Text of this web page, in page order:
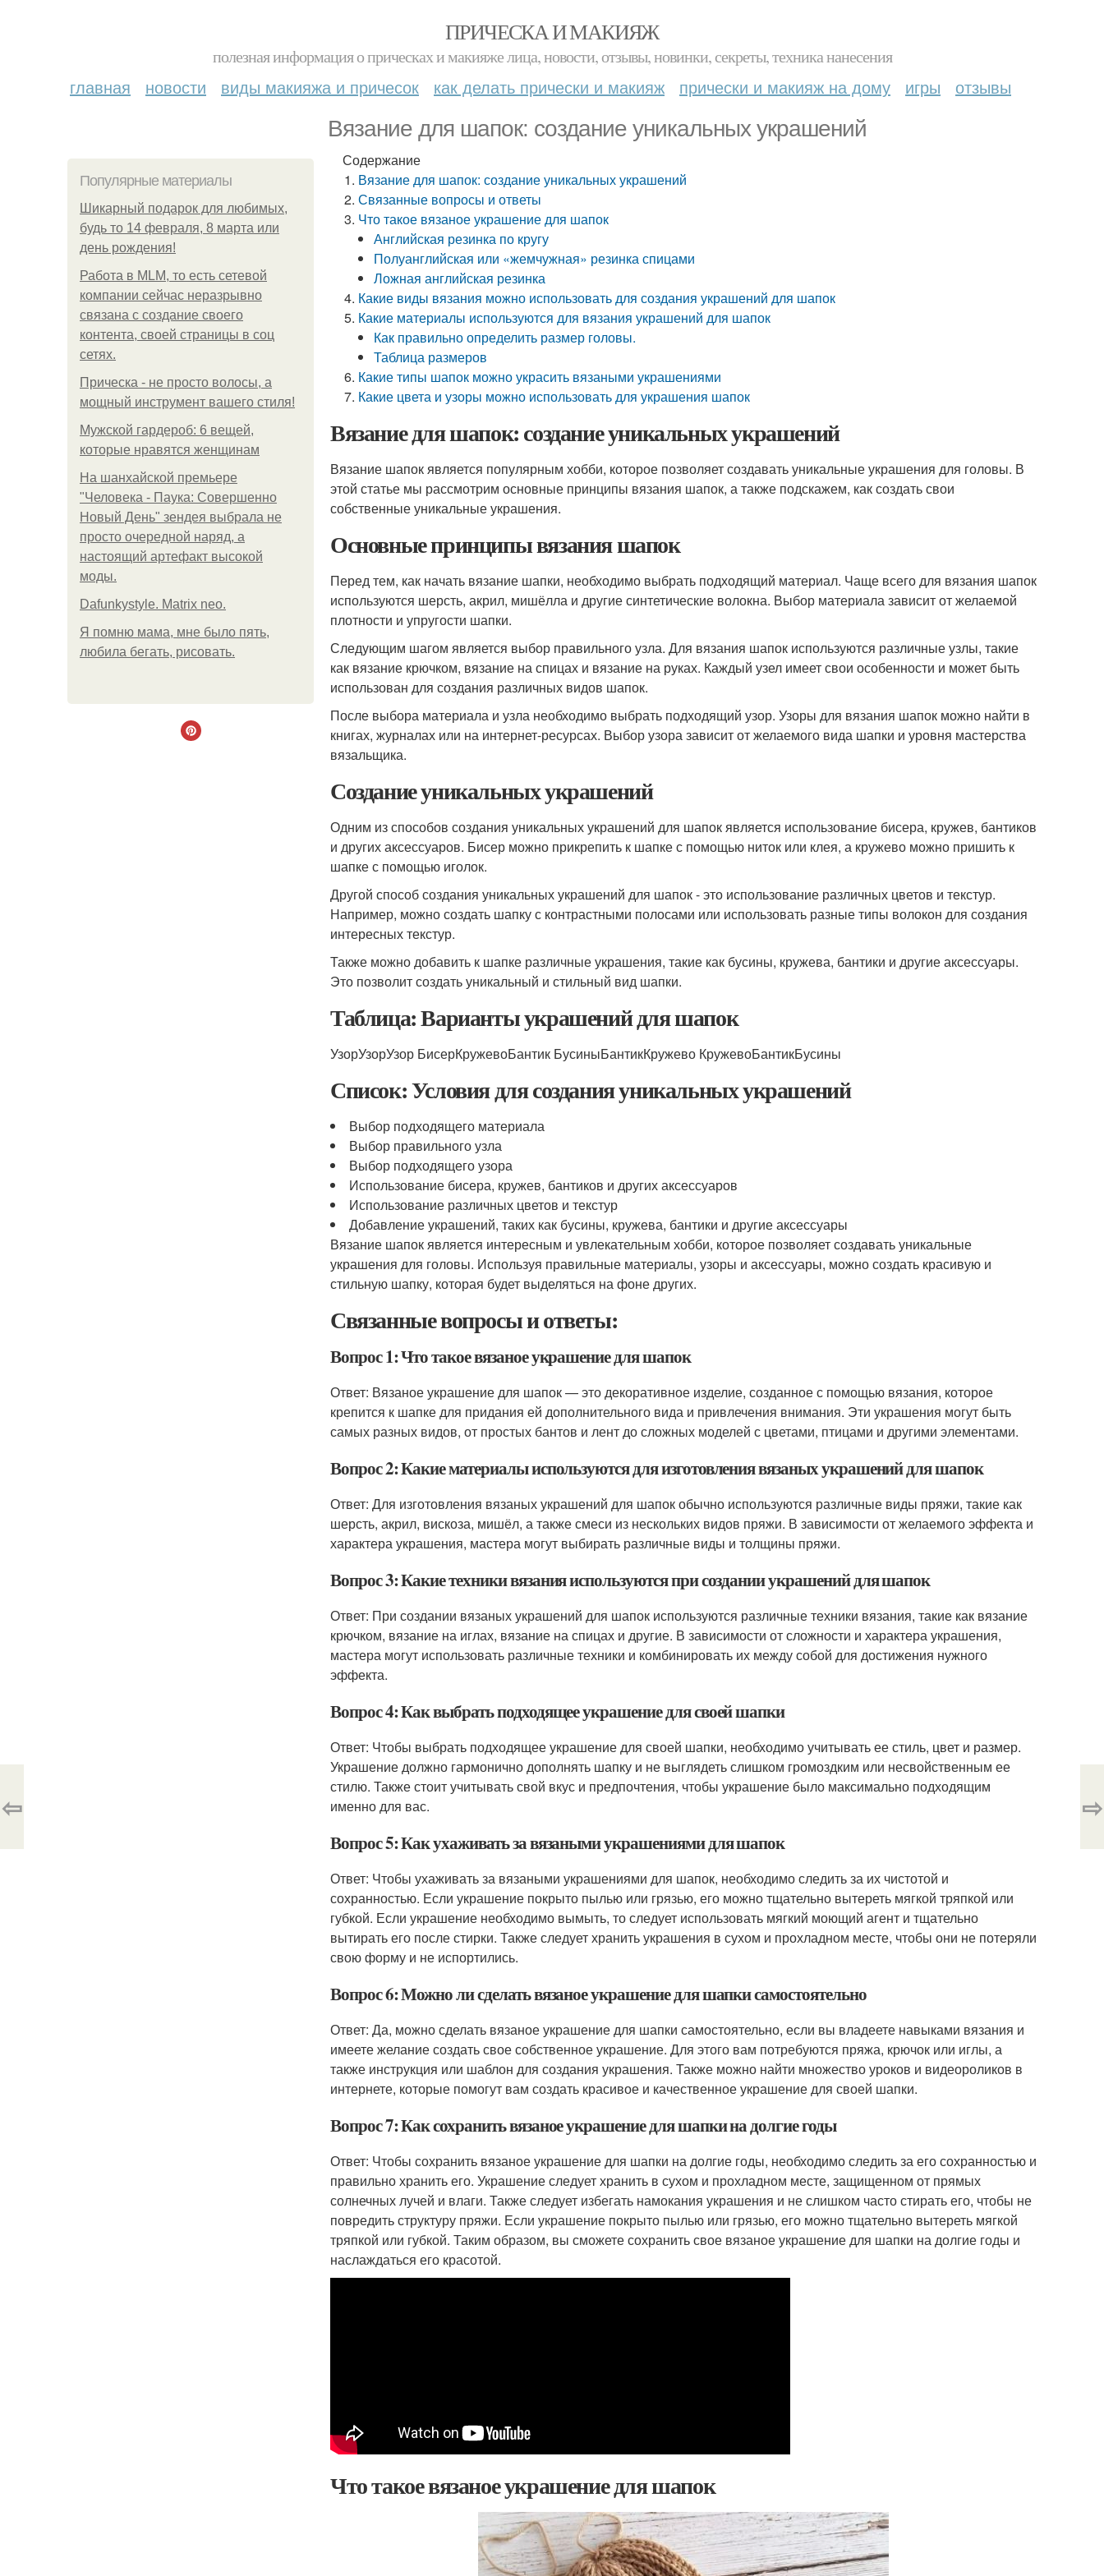
ПРИЧЕСКА И МАКИЯЖ
полезная информация о прическах и макияже лица, новости, отзывы, новинки, секреты, техника нанесения
главная новости виды макияжа и причесок как делать прически и макияж прически и макияж на дому игры отзывы
Вязание для шапок: создание уникальных украшений
Популярные материалы
Шикарный подарок для любимых,
будь то 14 февраля, 8 марта или
день рождения!
Работа в MLM, то есть сетевой
компании сейчас неразрывно
связана с создание своего
контента, своей страницы в соц
сетях.
Прическа - не просто волосы, а
мощный инструмент вашего стиля!
Мужской гардероб: 6 вещей,
которые нравятся женщинам
На шанхайской премьере
"Человека - Паука: Совершенно
Новый День" зендея выбрала не
просто очередной наряд, а
настоящий артефакт высокой
моды.
Dafunkystyle. Matrix neo.
Я помню мама, мне было пять,
любила бегать, рисовать.
Содержание
Вязание для шапок: создание уникальных украшений
Связанные вопросы и ответы
Что такое вязаное украшение для шапок
Английская резинка по кругу
Полуанглийская или «жемчужная» резинка спицами
Ложная английская резинка
Какие виды вязания можно использовать для создания украшений для шапок
Какие материалы используются для вязания украшений для шапок
Как правильно определить размер головы.
Таблица размеров
Какие типы шапок можно украсить вязаными украшениями
Какие цвета и узоры можно использовать для украшения шапок
Вязание для шапок: создание уникальных украшений
Вязание шапок является популярным хобби, которое позволяет создавать уникальные украшения для головы. В
этой статье мы рассмотрим основные принципы вязания шапок, а также подскажем, как создать свои
собственные уникальные украшения.
Основные принципы вязания шапок
Перед тем, как начать вязание шапки, необходимо выбрать подходящий материал. Чаще всего для вязания шапок
используются шерсть, акрил, мишёлла и другие синтетические волокна. Выбор материала зависит от желаемой
плотности и упругости шапки.
Следующим шагом является выбор правильного узла. Для вязания шапок используются различные узлы, такие
как вязание крючком, вязание на спицах и вязание на руках. Каждый узел имеет свои особенности и может быть
использован для создания различных видов шапок.
После выбора материала и узла необходимо выбрать подходящий узор. Узоры для вязания шапок можно найти в
книгах, журналах или на интернет-ресурсах. Выбор узора зависит от желаемого вида шапки и уровня мастерства
вязальщика.
Создание уникальных украшений
Одним из способов создания уникальных украшений для шапок является использование бисера, кружев, бантиков
и других аксессуаров. Бисер можно прикрепить к шапке с помощью ниток или клея, а кружево можно пришить к
шапке с помощью иголок.
Другой способ создания уникальных украшений для шапок - это использование различных цветов и текстур.
Например, можно создать шапку с контрастными полосами или использовать разные типы волокон для создания
интересных текстур.
Также можно добавить к шапке различные украшения, такие как бусины, кружева, бантики и другие аксессуары.
Это позволит создать уникальный и стильный вид шапки.
Таблица: Варианты украшений для шапок
УзорУзорУзор БисерКружевоБантик БусиныБантикКружево КружевоБантикБусины
Список: Условия для создания уникальных украшений
Выбор подходящего материала
Выбор правильного узла
Выбор подходящего узора
Использование бисера, кружев, бантиков и других аксессуаров
Использование различных цветов и текстур
Добавление украшений, таких как бусины, кружева, бантики и другие аксессуары
Вязание шапок является интересным и увлекательным хобби, которое позволяет создавать уникальные
украшения для головы. Используя правильные материалы, узоры и аксессуары, можно создать красивую и
стильную шапку, которая будет выделяться на фоне других.
Связанные вопросы и ответы:
Вопрос 1: Что такое вязаное украшение для шапок
Ответ: Вязаное украшение для шапок — это декоративное изделие, созданное с помощью вязания, которое
крепится к шапке для придания ей дополнительного вида и привлечения внимания. Эти украшения могут быть
самых разных видов, от простых бантов и лент до сложных моделей с цветами, птицами и другими элементами.
Вопрос 2: Какие материалы используются для изготовления вязаных украшений для шапок
Ответ: Для изготовления вязаных украшений для шапок обычно используются различные виды пряжи, такие как
шерсть, акрил, вискоза, мишёл, а также смеси из нескольких видов пряжи. В зависимости от желаемого эффекта и
характера украшения, мастера могут выбирать различные виды и толщины пряжи.
Вопрос 3: Какие техники вязания используются при создании украшений для шапок
Ответ: При создании вязаных украшений для шапок используются различные техники вязания, такие как вязание
крючком, вязание на иглах, вязание на спицах и другие. В зависимости от сложности и характера украшения,
мастера могут использовать различные техники и комбинировать их между собой для достижения нужного
эффекта.
Вопрос 4: Как выбрать подходящее украшение для своей шапки
Ответ: Чтобы выбрать подходящее украшение для своей шапки, необходимо учитывать ее стиль, цвет и размер.
Украшение должно гармонично дополнять шапку и не выглядеть слишком громоздким или несвойственным ее
стилю. Также стоит учитывать свой вкус и предпочтения, чтобы украшение было максимально подходящим
именно для вас.
Вопрос 5: Как ухаживать за вязаными украшениями для шапок
Ответ: Чтобы ухаживать за вязаными украшениями для шапок, необходимо следить за их чистотой и
сохранностью. Если украшение покрыто пылью или грязью, его можно тщательно вытереть мягкой тряпкой или
губкой. Если украшение необходимо вымыть, то следует использовать мягкий моющий агент и тщательно
вытирать его после стирки. Также следует хранить украшения в сухом и прохладном месте, чтобы они не потеряли
свою форму и не испортились.
Вопрос 6: Можно ли сделать вязаное украшение для шапки самостоятельно
Ответ: Да, можно сделать вязаное украшение для шапки самостоятельно, если вы владеете навыками вязания и
имеете желание создать свое собственное украшение. Для этого вам потребуются пряжа, крючок или иглы, а
также инструкция или шаблон для создания украшения. Также можно найти множество уроков и видеороликов в
интернете, которые помогут вам создать красивое и качественное украшение для своей шапки.
Вопрос 7: Как сохранить вязаное украшение для шапки на долгие годы
Ответ: Чтобы сохранить вязаное украшение для шапки на долгие годы, необходимо следить за его сохранностью и
правильно хранить его. Украшение следует хранить в сухом и прохладном месте, защищенном от прямых
солнечных лучей и влаги. Также следует избегать намокания украшения и не слишком часто стирать его, чтобы не
повредить структуру пряжи. Если украшение покрыто пылью или грязью, его можно тщательно вытереть мягкой
тряпкой или губкой. Таким образом, вы сможете сохранить свое вязаное украшение для шапки на долгие годы и
наслаждаться его красотой.
Что такое вязаное украшение для шапок
⇦ ⇨